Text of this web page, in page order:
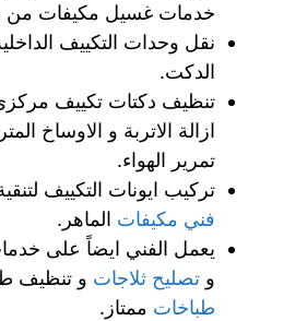
خدمات غسيل مكيفات من
نقل وحدات التكييف
الدكت.
تنظيف دكتات تكييف
ازالة الاتربة و الاوساخ
تمرير الهواء.
تركيب ايونات التكييف
فني مكيفات الماهر.
يعمل الفني ايضاً على
و تصليح ثلاجات و تنظيف
طباخات ممتاز.